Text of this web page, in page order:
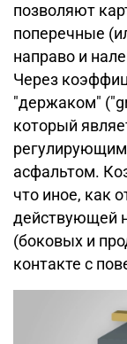
позволяют
поперечные
направо и
Через
"держаком"
который
асфальтом.
что иное, как
действующей
(боковых и
контакте с